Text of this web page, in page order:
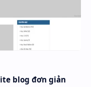
blog đơn giản